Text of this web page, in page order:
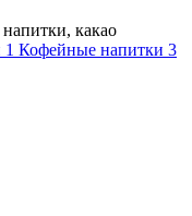
какао
1 Кофейные напитки 3